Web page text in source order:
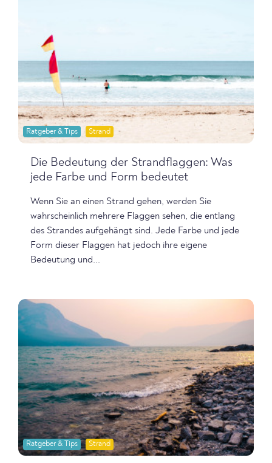
Ratgeber & Tips Strand
Die Bedeutung der Strandflaggen: Was
jede Farbe und Form bedeutet
Wenn Sie an einen Strand gehen, werden Sie
wahrscheinlich mehrere Flaggen sehen, die entlang
des Strandes aufgehängt sind. Jede Farbe und jede
Form dieser Flaggen hat jedoch ihre eigene
Bedeutung und...
Ratgeber & Tips Strand